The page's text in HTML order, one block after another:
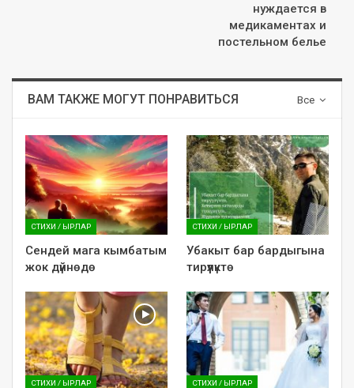
нуждается в
медикаментах и
постельном белье​
Все
ВАМ ТАКЖЕ МОГУТ ПОНРАВИТЬСЯ
СТИХИ / ЫРЛАР
Сендей мага кымбатым
жок дүйнөдө
СТИХИ / ЫРЛАР
Убакыт бар бардыгына
тирүүлүктө
СТИХИ / ЫРЛАР СТИХИ / ЫРЛАР